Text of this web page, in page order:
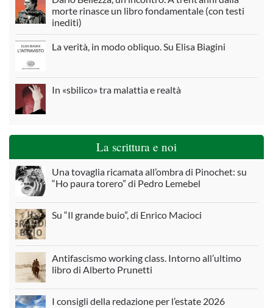
morte rinasce un libro fondamentale (con testi
inediti)
La verità, in modo obliquo. Su Elisa Biagini
In «sbilico» tra malattia e realtà
La scrittura e noi
Una tovaglia ricamata all’ombra di Pinochet: su
“Ho paura torero” di Pedro Lemebel
Su “Il grande buio”, di Enrico Macioci
Antifascismo working class. Intorno all’ultimo
libro di Alberto Prunetti
I consigli della redazione per l’estate 2026